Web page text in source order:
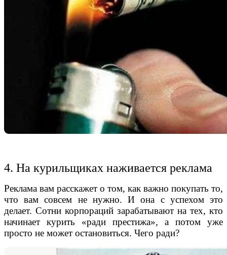
4. На курильщиках наживается реклама
Реклама вам расскажет о том, как важно покупать то,
что вам совсем не нужно. И она с успехом это
делает. Сотни корпораций зарабатывают на тех, кто
начинает курить «ради престижа», а потом уже
просто не может остановиться. Чего ради?